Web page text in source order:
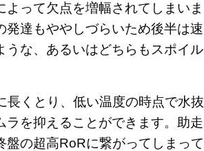
って欠点を増幅されてしまいま
達もややしづらいため後半は速
うな、あるいはどちらもスポイル
長くとり、低い温度の時点で水抜
を抑えることができます。助走
の超高RoRに繋がってしまって